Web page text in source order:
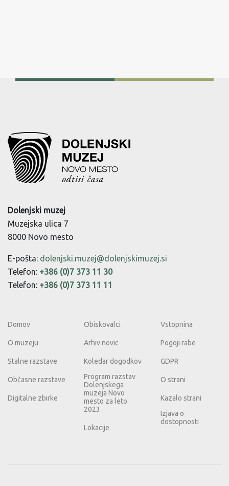
Dolenjski muzej
Muzejska ulica 7
8000 Novo mesto
E-pošta: dolenjski.muzej@dolenjskimuzej.si
Telefon: +386 (0)7 373 11 30
Telefon: +386 (0)7 373 11 11
Domov
O muzeju
Stalne razstave
Občasne razstave
Digitalne zbirke
Obiskovalci
Arhiv novic
Koledar dogodkov
Program razstav
Dolenjskega
muzeja Novo
mesto za leto
2023
Lokacije
Vstopnina
Pogoji rabe
GDPR
O strani
Kazalo strani
Izjava o
dostopnosti